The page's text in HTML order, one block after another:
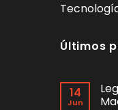
Últimos
14
Jun